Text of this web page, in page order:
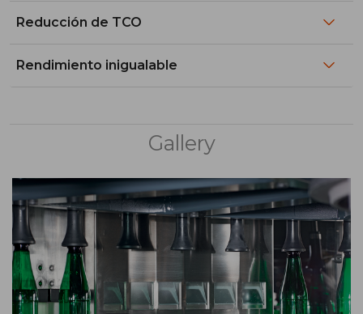
Reducción de TCO
Rendimiento inigualable
Gallery